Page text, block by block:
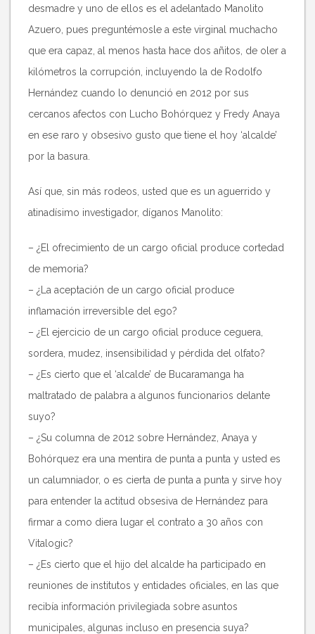
desmadre y uno de ellos es el adelantado Manolito
Azuero, pues preguntémosle a este virginal muchacho
que era capaz, al menos hasta hace dos añitos, de oler a
kilómetros la corrupción, incluyendo la de Rodolfo
Hernández cuando lo denunció en 2012 por sus
cercanos afectos con Lucho Bohórquez y Fredy Anaya
en ese raro y obsesivo gusto que tiene el hoy ‘alcalde’
por la basura.
Así que, sin más rodeos, usted que es un aguerrido y
atinadísimo investigador, díganos Manolito:
– ¿El ofrecimiento de un cargo oficial produce cortedad
de memoria?
– ¿La aceptación de un cargo oficial produce
inflamación irreversible del ego?
– ¿El ejercicio de un cargo oficial produce ceguera,
sordera, mudez, insensibilidad y pérdida del olfato?
– ¿Es cierto que el ‘alcalde’ de Bucaramanga ha
maltratado de palabra a algunos funcionarios delante
suyo?
– ¿Su columna de 2012 sobre Hernández, Anaya y
Bohórquez era una mentira de punta a punta y usted es
un calumniador, o es cierta de punta a punta y sirve hoy
para entender la actitud obsesiva de Hernández para
firmar a como diera lugar el contrato a 30 años con
Vitalogic?
– ¿Es cierto que el hijo del alcalde ha participado en
reuniones de institutos y entidades oficiales, en las que
recibía información privilegiada sobre asuntos
municipales, algunas incluso en presencia suya?